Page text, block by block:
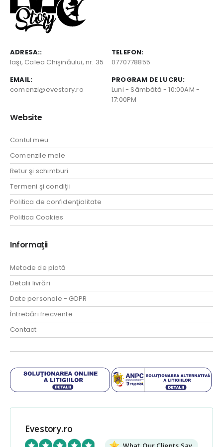
ADRESA::
Iaşi, Calea Chişinăului, nr. 35
TELEFON:
0770778855
EMAIL:
comenzi@evestory.ro
PROGRAM DE LUCRU:
Luni - Sâmbătă - 10:00AM -
17:00PM
Website
Contul meu
Comenzile mele
Retur şi schimburi
Termeni şi condiţii
Politica de confidenţialitate
Politica Cookies
Informaţii
Metode de plată
Detalii livrări
Date personale - GDPR
Întrebări frecvente
Contact
Evestory.ro